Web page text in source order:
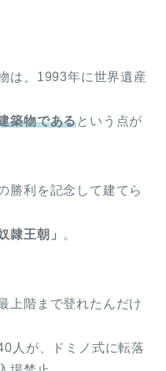
は、1993年に世界遺産
築物であるという点が
勝利を記念して建てら
隷王朝」 。
上階まで登れたんだけ
人が、ドミノ式に転落